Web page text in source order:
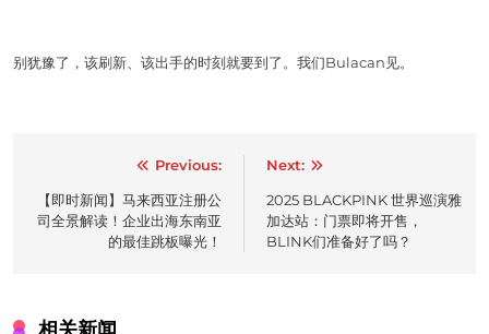
别犹豫了，该刷新、该出手的时刻就要到了。我们Bulacan见。
navigation
Previous:
【即时新闻】马来西亚注册公
司全景解读！企业出海东南亚
的最佳跳板曝光！
Next:
2025 BLACKPINK 世界巡演雅
加达站：门票即将开售，
BLINK们准备好了吗？